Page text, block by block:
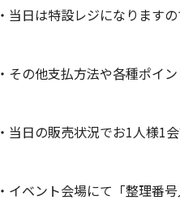
・当日は特設レジになります
・その他支払方法や各種ポイ
・当日の販売状況でお1人様1
・イベント会場にて「整理番